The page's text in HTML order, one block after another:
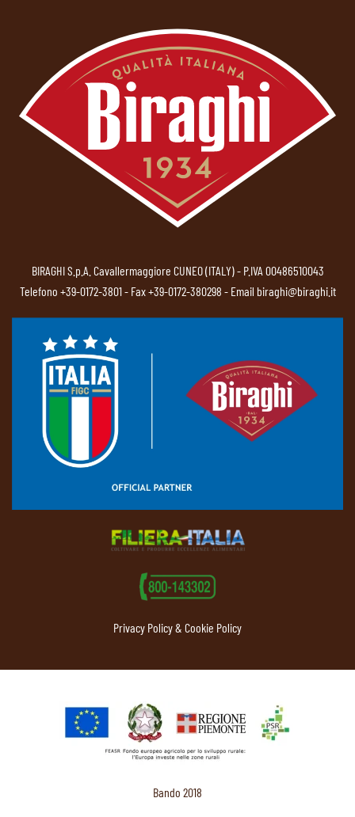
BIRAGHI S.p.A. Cavallermaggiore CUNEO (ITALY) - P.IVA 00486510043
Telefono +39-0172-3801- Fax +39-0172-380298 - Email biraghi@biraghi.it
Privacy Policy & Cookie Policy
Bando 2018